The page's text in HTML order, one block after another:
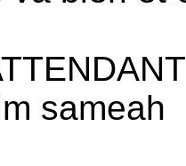
sameah